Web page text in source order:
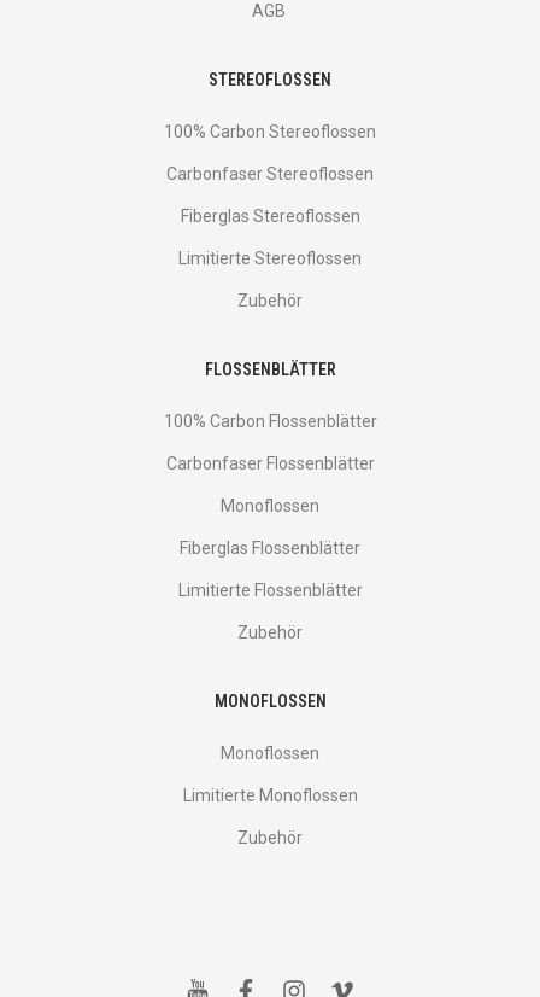
AGB
STEREOFLOSSEN
100% Carbon Stereoflossen
Carbonfaser Stereoflossen
Fiberglas Stereoflossen
Limitierte Stereoflossen
Zubehör
FLOSSENBLÄTTER
100% Carbon Flossenblätter
Carbonfaser Flossenblätter
Monoflossen
Fiberglas Flossenblätter
Limitierte Flossenblätter
Zubehör
MONOFLOSSEN
Monoflossen
Limitierte Monoflossen
Zubehör